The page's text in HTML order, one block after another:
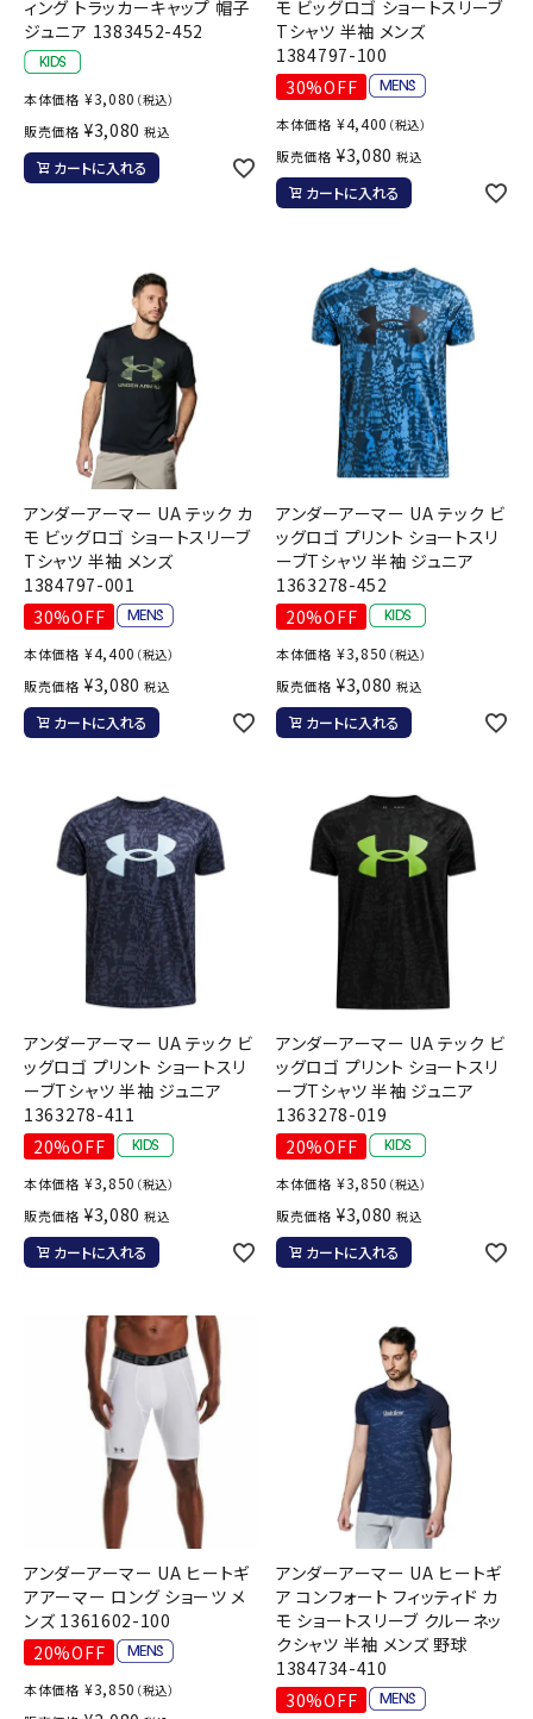
ィング トラッカーキャップ 帽子
ジュニア 1383452-452
本体価格 ¥3,080 （税込）
販売価格 ¥3,080 税込
カートに入れる
モ ビッグロゴ ショートスリーブ
Tシャツ 半袖 メンズ
1384797-100
30%OFF
本体価格 ¥4,400 （税込）
販売価格 ¥3,080 税込
カートに入れる
アンダーアーマー UA テック カ
モ ビッグロゴ ショートスリーブ
Tシャツ 半袖 メンズ
1384797-001
30%OFF
本体価格 ¥4,400 （税込）
販売価格 ¥3,080 税込
カートに入れる
アンダーアーマー UA テック ビ
ッグロゴ プリント ショートスリ
ーブTシャツ 半袖 ジュニア
1363278-452
20%OFF
本体価格 ¥3,850 （税込）
販売価格 ¥3,080 税込
カートに入れる
アンダーアーマー UA テック ビ
ッグロゴ プリント ショートスリ
ーブTシャツ 半袖 ジュニア
1363278-411
20%OFF
本体価格 ¥3,850 （税込）
販売価格 ¥3,080 税込
カートに入れる
アンダーアーマー UA テック ビ
ッグロゴ プリント ショートスリ
ーブTシャツ 半袖 ジュニア
1363278-019
20%OFF
本体価格 ¥3,850 （税込）
販売価格 ¥3,080 税込
カートに入れる
アンダーアーマー UA ヒートギ
アアーマー ロング ショーツ メ
ンズ 1361602-100
20%OFF
本体価格 ¥3,850 （税込）
アンダーアーマー UA ヒートギ
ア コンフォート フィッティド カ
モ ショートスリーブ クルーネッ
クシャツ 半袖 メンズ 野球
1384734-410
30%OFF